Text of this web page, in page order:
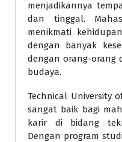
menjadikannya
dan tinggal.
menikmati
dengan banyak
dengan orang-orang
budaya.
Technical University
sangat baik bagi
karir di bidang
Dengan program